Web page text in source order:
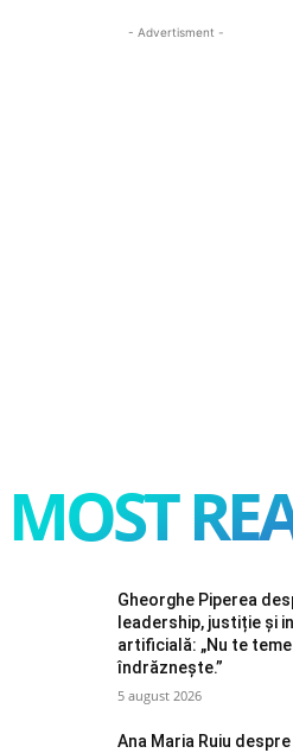
- Advertisment -
MOST
Gheorghe Piperea
leadership, justiție și
artificială: „Nu te
îndrăznește.”
5 august 2026
Ana Maria Ruiu despre